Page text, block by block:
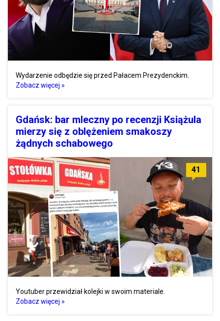
Wydarzenie odbędzie się przed Pałacem Prezydenckim.
Zobacz więcej »
Gdańsk: bar mleczny po recenzji Książula
mierzy się z oblężeniem smakoszy
żądnych schabowego
41
Youtuber przewidział kolejki w swoim materiale.
Zobacz więcej »